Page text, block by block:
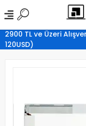
2900 TL ve Üzeri
120USD)